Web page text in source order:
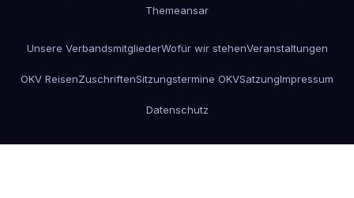
Themeansar
Unsere VerbandsmitgliederWofür wir stehenVeranstaltungen
OKV ReisenZuschriftenSitzungstermine OKVSatzungImpressum
Datenschutz